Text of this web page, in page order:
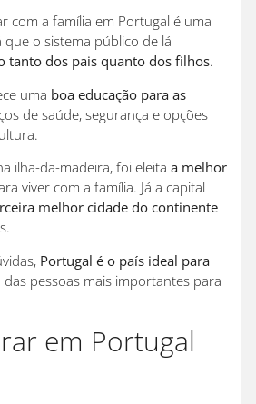
com a família em Portugal é uma
que o sistema público de lá
tanto dos pais quanto dos filhos.
uma boa educação para as
de saúde, segurança e opções
ilha-da-madeira, foi eleita a melhor
viver com a família. Já a capital
melhor cidade do continente
Portugal é o país ideal para
das pessoas mais importantes para
em Portugal